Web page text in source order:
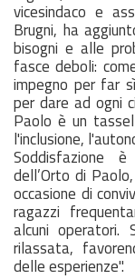
vicesindaco e
Brugni, ha
bisogni e alle
fasce deboli:
impegno per far
per dare ad ogni
Paolo è un
l'inclusione,
Soddisfazione
dell’Orto di
occasione di
ragazzi
alcuni operatori.
rilassata,
delle esperienze".